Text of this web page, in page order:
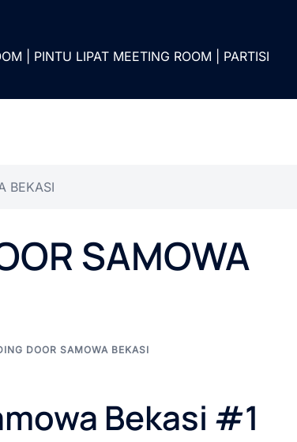
| PINTU LIPAT MEETING ROOM | PARTISI
BEKASI
SAMOWA
DOOR SAMOWA BEKASI
Bekasi #1